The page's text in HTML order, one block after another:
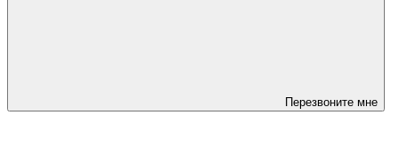
Перезвоните мне